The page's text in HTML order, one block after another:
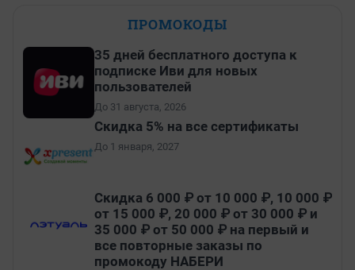
ПРОМОКОДЫ
35 дней бесплатного доступа к
подписке Иви для новых
пользователей
До 31 августа, 2026
Скидка 5% на все сертификаты
До 1 января, 2027
Скидка 6 000 ₽ от 10 000 ₽, 10 000 ₽
от 15 000 ₽, 20 000 ₽ от 30 000 ₽ и
35 000 ₽ от 50 000 ₽ на первый и
все повторные заказы по
промокоду НАБЕРИ